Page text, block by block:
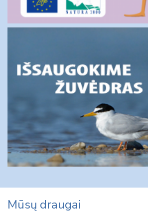
Mūsų draugai